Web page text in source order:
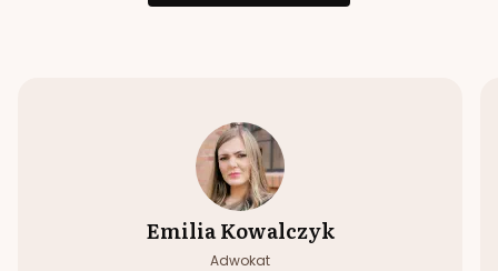
Emilia Kowalczyk
Adwokat